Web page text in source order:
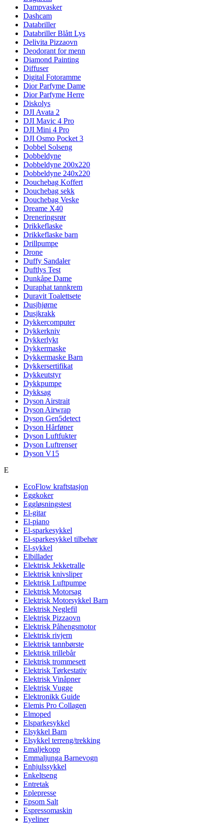
Dampvasker
Dashcam
Databriller
Databriller Blått Lys
Delivita Pizzaovn
Deodorant for menn
Diamond Painting
Diffuser
Digital Fotoramme
Dior Parfyme Dame
Dior Parfyme Herre
Diskolys
DJI Avata 2
DJI Mavic 4 Pro
DJI Mini 4 Pro
DJI Osmo Pocket 3
Dobbel Solseng
Dobbeldyne
Dobbeldyne 200x220
Dobbeldyne 240x220
Douchebag Koffert
Douchebag sekk
Douchebag Veske
Dreame X40
Dreneringsrør
Drikkeflaske
Drikkeflaske barn
Drillpumpe
Drone
Duffy Sandaler
Duftlys Test
Dunkåpe Dame
Duraphat tannkrem
Duravit Toalettsete
Dusjhjørne
Dusjkrakk
Dykkercomputer
Dykkerkniv
Dykkerlykt
Dykkermaske
Dykkermaske Barn
Dykkersertifikat
Dykkeutstyr
Dykkpumpe
Dykksag
Dyson Airstrait
Dyson Airwrap
Dyson Gen5detect
Dyson Hårføner
Dyson Luftfukter
Dyson Luftrenser
Dyson V15
E
EcoFlow kraftstasjon
Eggkoker
Eggløsningstest
El-gitar
El-piano
El-sparkesykkel
El-sparkesykkel tilbehør
El-sykkel
Elbillader
Elektrisk Jekketralle
Elektrisk knivsliper
Elektrisk Luftpumpe
Elektrisk Motorsag
Elektrisk Motorsykkel Barn
Elektrisk Neglefil
Elektrisk Pizzaovn
Elektrisk Påhengsmotor
Elektrisk rivjern
Elektrisk tannbørste
Elektrisk trillebår
Elektrisk trommesett
Elektrisk Tørkestativ
Elektrisk Vinåpner
Elektrisk Vugge
Elektronikk Guide
Elemis Pro Collagen
Elmoped
Elsparkesykkel
Elsykkel Barn
Elsykkel terreng/trekking
Emaljekopp
Emmaljunga Barnevogn
Enhjulssykkel
Enkeltseng
Entretak
Eplepresse
Epsom Salt
Espressomaskin
Eyeliner